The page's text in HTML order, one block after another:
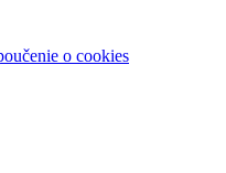
o cookies